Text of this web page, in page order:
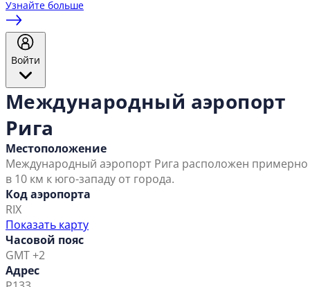
Узнайте больше
Войти
Международный аэропорт
Рига
Местоположение
Международный аэропорт Рига расположен примерно
в 10 км к юго-западу от города.
Код аэропорта
RIX
Показать карту
Часовой пояс
GMT +2
Адрес